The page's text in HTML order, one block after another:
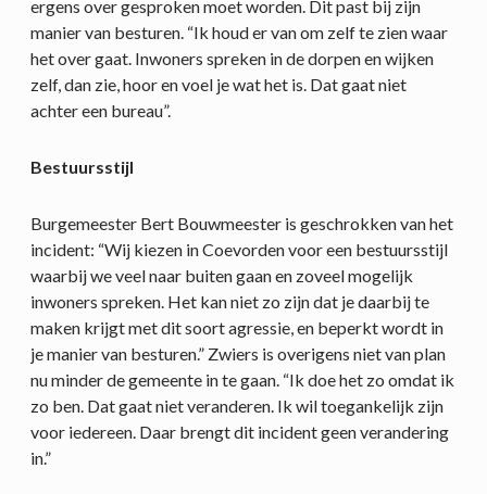
ergens over gesproken moet worden. Dit past bij zijn
manier van besturen. “Ik houd er van om zelf te zien waar
het over gaat. Inwoners spreken in de dorpen en wijken
zelf, dan zie, hoor en voel je wat het is. Dat gaat niet
achter een bureau”.
Bestuursstijl
Burgemeester Bert Bouwmeester is geschrokken van het
incident: “Wij kiezen in Coevorden voor een bestuursstijl
waarbij we veel naar buiten gaan en zoveel mogelijk
inwoners spreken. Het kan niet zo zijn dat je daarbij te
maken krijgt met dit soort agressie, en beperkt wordt in
je manier van besturen.” Zwiers is overigens niet van plan
nu minder de gemeente in te gaan. “Ik doe het zo omdat ik
zo ben. Dat gaat niet veranderen. Ik wil toegankelijk zijn
voor iedereen. Daar brengt dit incident geen verandering
in.”